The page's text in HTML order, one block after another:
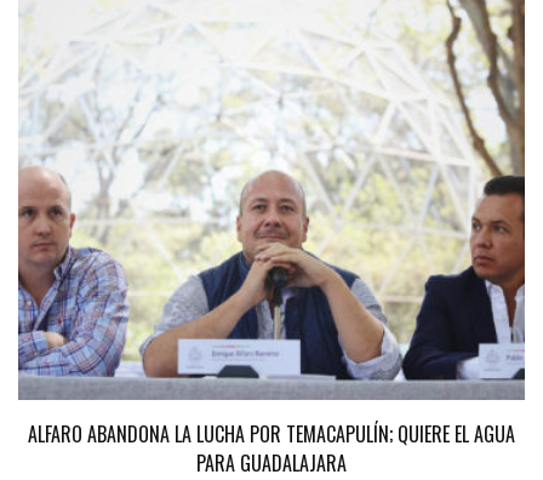
ALFARO ABANDONA LA LUCHA POR TEMACAPULÍN; QUIERE EL AGUA
PARA GUADALAJARA